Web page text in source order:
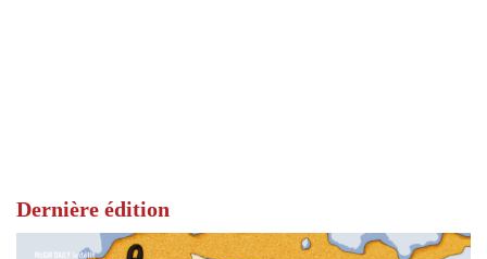
Dernière édition